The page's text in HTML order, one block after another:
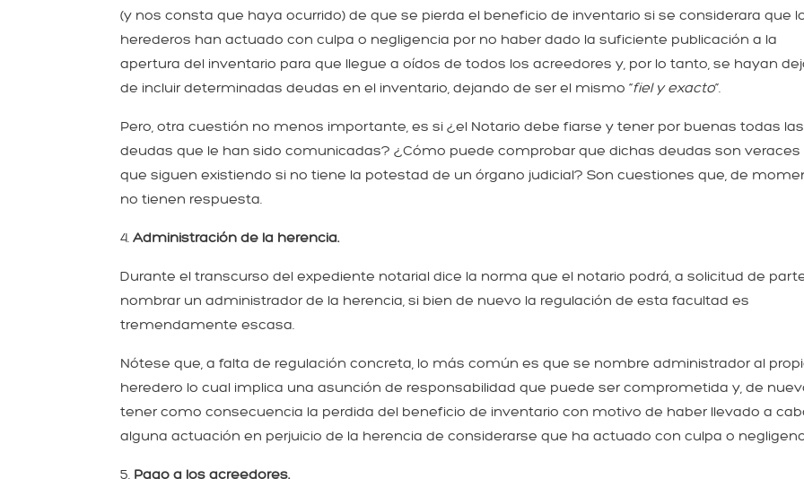
(y nos consta que haya ocurrido) de que se pierda el beneficio de inventario si se considerara que
herederos han actuado con culpa o negligencia por no haber dado la suficiente publicación a la
apertura del inventario para que llegue a oídos de todos los acreedores y, por lo tanto, se hayan
de incluir determinadas deudas en el inventario, dejando de ser el mismo “fiel y exacto”.
Pero, otra cuestión no menos importante, es si ¿el Notario debe fiarse y tener por buenas todas las
deudas que le han sido comunicadas? ¿Cómo puede comprobar que dichas deudas son veraces
que siguen existiendo si no tiene la potestad de un órgano judicial? Son cuestiones que, de
no tienen respuesta.
4.Administración de la herencia.
Durante el transcurso del expediente notarial dice la norma que el notario podrá, a solicitud de
nombrar un administrador de la herencia, si bien de nuevo la regulación de esta facultad es
tremendamente escasa.
Nótese que, a falta de regulación concreta, lo más común es que se nombre administrador al
heredero lo cual implica una asunción de responsabilidad que puede ser comprometida y, de
tener como consecuencia la perdida del beneficio de inventario con motivo de haber llevado a
alguna actuación en perjuicio de la herencia de considerarse que ha actuado con culpa o
5. Pago a los acreedores.